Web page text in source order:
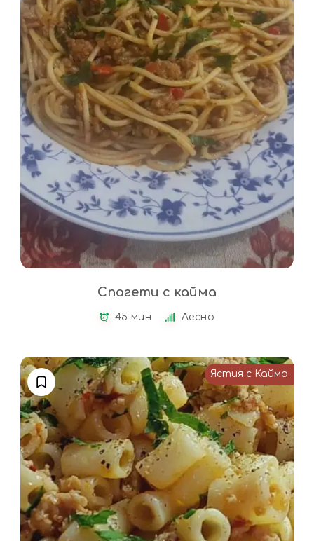
Спагети с кайма
45 мин Лесно
Ястия с Кайма